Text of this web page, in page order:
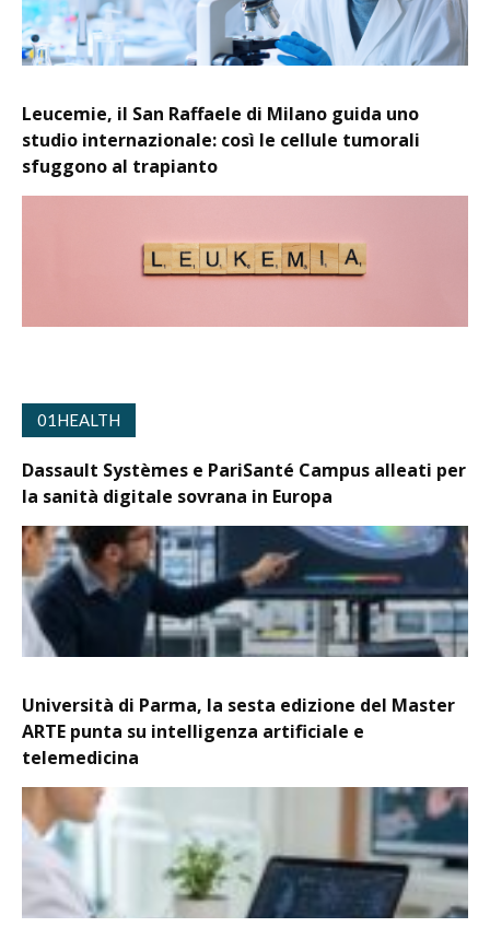
Leucemie, il San Raffaele di Milano guida uno
studio internazionale: così le cellule tumorali
sfuggono al trapianto
01HEALTH
Dassault Systèmes e PariSanté Campus alleati per
la sanità digitale sovrana in Europa
Università di Parma, la sesta edizione del Master
ARTE punta su intelligenza artificiale e
telemedicina